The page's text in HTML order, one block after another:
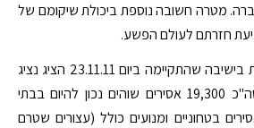
מטרה חשובה נוספת ביכולת שיקומם של
חזרתם לעולם הפשע.
בוועדת הפנים של הכנסת בישיבה שהתקיימה ביום 23.11.11 הציג נציג
השב"ס נתונים לפיהם סה"כ 19,300 אסירים שוהים נכון להיום בבתי
מתוכם 11,431 אסירים בטחוניים ומנועים כולל (עצורים שטרם